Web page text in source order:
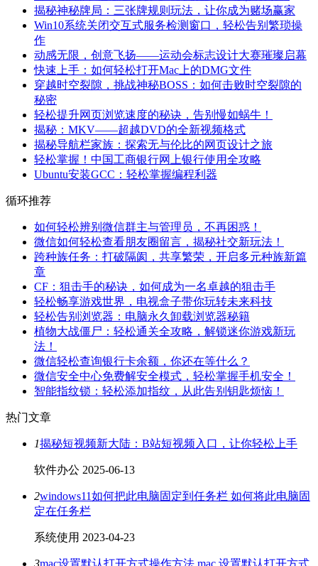
揭秘神秘牌局：三张牌规则玩法，让你成为赌场赢家
Win10系统关闭交互式服务检测窗口，轻松告别繁琐操
作
动感无限，创意飞扬——运动会标志设计大赛璀璨启幕
快速上手：如何轻松打开Mac上的DMG文件
穿越时空裂隙，挑战神秘BOSS：如何击败时空裂隙的
秘密
轻松提升网页浏览速度的秘诀，告别慢如蜗牛！
揭秘：MKV——超越DVD的全新视频格式
揭秘导航栏家族：探索无与伦比的网页设计之旅
轻松掌握！中国工商银行网上银行使用全攻略
Ubuntu安装GCC：轻松掌握编程利器
循环推荐
如何轻松辨别微信群主与管理员，不再困惑！
微信如何轻松查看朋友圈留言，揭秘社交新玩法！
跨种族任务：打破隔阂，共享繁荣，开启多元种族新篇
章
CF：狙击手的秘诀，如何成为一名卓越的狙击手
轻松畅享游戏世界，电视盒子带你玩转未来科技
轻松告别浏览器：电脑永久卸载浏览器秘籍
植物大战僵尸：轻松通关全攻略，解锁迷你游戏新玩
法！
微信轻松查询银行卡余额，你还在等什么？
微信安全中心免费解安全模式，轻松掌握手机安全！
智能指纹锁：轻松添加指纹，从此告别钥匙烦恼！
热门文章
1揭秘短视频新大陆：B站短视频入口，让你轻松上手
软件办公 2025-06-13
2windows11如何把此电脑固定到任务栏 如何将此电脑固
定在任务栏
系统使用 2023-04-23
3mac设置默认打开方式操作方法 mac 设置默认打开方式